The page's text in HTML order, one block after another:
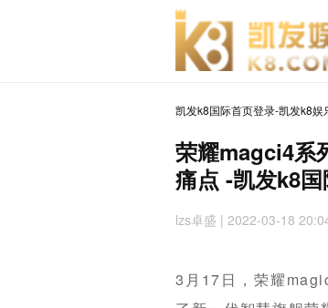
凯发k8国际首页登录-凯发k8娱
荣耀magci4系
痛点 -凯发k8
lzs卓盛 | 2022-03-18
3月17日，荣耀